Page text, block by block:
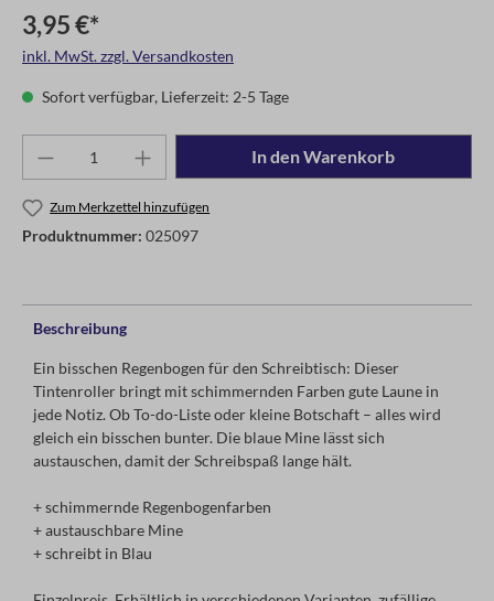
3,95 €*
inkl. MwSt. zzgl. Versandkosten
Sofort verfügbar, Lieferzeit: 2-5 Tage
In den Warenkorb
Zum Merkzettel hinzufügen
Produktnummer: 025097
Beschreibung
Ein bisschen Regenbogen für den Schreibtisch: Dieser
Tintenroller bringt mit schimmernden Farben gute Laune in
jede Notiz. Ob To-do-Liste oder kleine Botschaft – alles wird
gleich ein bisschen bunter. Die blaue Mine lässt sich
austauschen, damit der Schreibspaß lange hält.
+ schimmernde Regenbogenfarben
+ austauschbare Mine
+ schreibt in Blau